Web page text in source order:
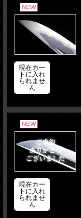
NEW
現在カー
トに入れ
られませ
ん
NEW
現在カー
トに入れ
られませ
ん